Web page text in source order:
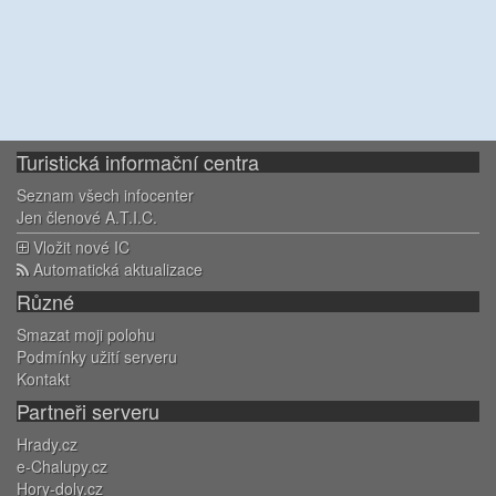
Turistická informační centra
Seznam všech infocenter
Jen členové A.T.I.C.
Vložit nové IC
Automatická aktualizace
Různé
Smazat moji polohu
Podmínky užití serveru
Kontakt
Partneři serveru
Hrady.cz
e-Chalupy.cz
Hory-doly.cz